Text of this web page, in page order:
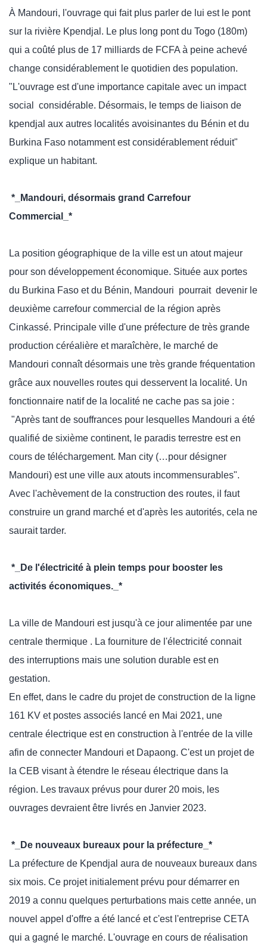
À Mandouri, l'ouvrage qui fait plus parler de lui est le pont
sur la rivière Kpendjal. Le plus long pont du Togo (180m)
qui a coûté plus de 17 milliards de FCFA à peine achevé
change considérablement le quotidien des population.
"L'ouvrage est d'une importance capitale avec un impact
social considérable. Désormais, le temps de liaison de
kpendjal aux autres localités avoisinantes du Bénin et du
Burkina Faso notamment est considérablement réduit"
explique un habitant.
*_Mandouri, désormais grand Carrefour
Commercial_*
La position géographique de la ville est un atout majeur
pour son développement économique. Située aux portes
du Burkina Faso et du Bénin, Mandouri pourrait devenir le
deuxième carrefour commercial de la région après
Cinkassé. Principale ville d'une préfecture de très grande
production céréalière et maraîchère, le marché de
Mandouri connaît désormais une très grande fréquentation
grâce aux nouvelles routes qui desservent la localité. Un
fonctionnaire natif de la localité ne cache pas sa joie :
"Après tant de souffrances pour lesquelles Mandouri a été
qualifié de sixième continent, le paradis terrestre est en
cours de téléchargement. Man city (…pour désigner
Mandouri) est une ville aux atouts incommensurables".
Avec l'achèvement de la construction des routes, il faut
construire un grand marché et d'après les autorités, cela ne
saurait tarder.
*_De l'électricité à plein temps pour booster les
activités économiques._*
La ville de Mandouri est jusqu'à ce jour alimentée par une
centrale thermique . La fourniture de l'électricité connait
des interruptions mais une solution durable est en
gestation.
En effet, dans le cadre du projet de construction de la ligne
161 KV et postes associés lancé en Mai 2021, une
centrale électrique est en construction à l'entrée de la ville
afin de connecter Mandouri et Dapaong. C'est un projet de
la CEB visant à étendre le réseau électrique dans la
région. Les travaux prévus pour durer 20 mois, les
ouvrages devraient être livrés en Janvier 2023.
*_De nouveaux bureaux pour la préfecture_*
La préfecture de Kpendjal aura de nouveaux bureaux dans
six mois. Ce projet initialement prévu pour démarrer en
2019 a connu quelques perturbations mais cette année, un
nouvel appel d'offre a été lancé et c'est l'entreprise CETA
qui a gagné le marché. L'ouvrage en cours de réalisation